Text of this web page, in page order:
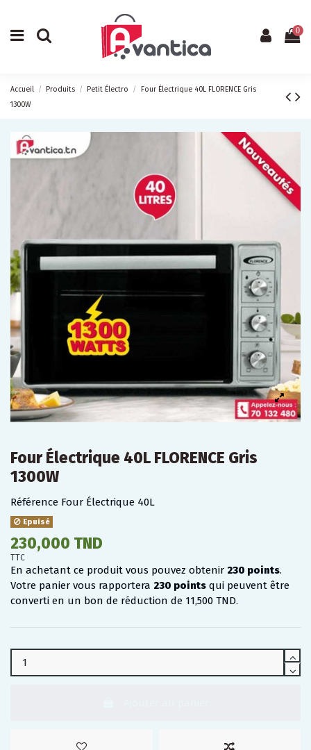
0
Accueil Produits Petit Électro
Four Électrique 40L FLORENCE Gris
1300W
Four Électrique 40L FLORENCE Gris
1300W
Référence Four Électrique 40L
Epuisé
230,000 TND
TTC
En achetant ce produit vous pouvez obtenir 230 points.
Votre panier vous rapportera 230 points qui peuvent être
converti en un bon de réduction de 11,500 TND.